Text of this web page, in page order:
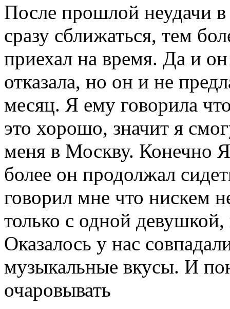
После прошлой неудачи
сразу сближаться, тем
приехал на время. Да и
отказала, но он и не
месяц. Я ему говорила
это хорошо, значит я
меня в Москву. Конечно
более он продолжал
говорил мне что нискем
только с одной
Оказалось у нас
музыкальные вкусы. И
очаровывать